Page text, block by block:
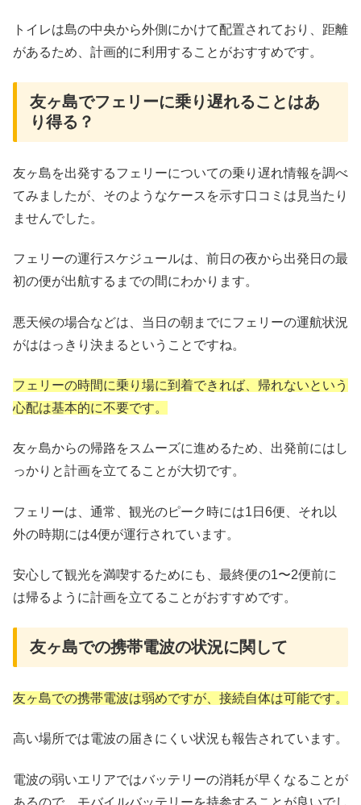
トイレは島の中央から外側にかけて配置されており、距離
があるため、計画的に利用することがおすすめです。
友ヶ島でフェリーに乗り遅れることはあ
り得る？
友ヶ島を出発するフェリーについての乗り遅れ情報を調べ
てみましたが、そのようなケースを示す口コミは見当たり
ませんでした。
フェリーの運行スケジュールは、前日の夜から出発日の最
初の便が出航するまでの間にわかります。
悪天候の場合などは、当日の朝までにフェリーの運航状況
がははっきり決まるということですね。
フェリーの時間に乗り場に到着できれば、帰れないという
心配は基本的に不要です。
友ヶ島からの帰路をスムーズに進めるため、出発前にはし
っかりと計画を立てることが大切です。
フェリーは、通常、観光のピーク時には1日6便、それ以
外の時期には4便が運行されています。
安心して観光を満喫するためにも、最終便の1〜2便前に
は帰るように計画を立てることがおすすめです。
友ヶ島での携帯電波の状況に関して
友ヶ島での携帯電波は弱めですが、接続自体は可能です。
高い場所では電波の届きにくい状況も報告されています。
電波の弱いエリアではバッテリーの消耗が早くなることが
あるので、モバイルバッテリーを持参することが良いでし